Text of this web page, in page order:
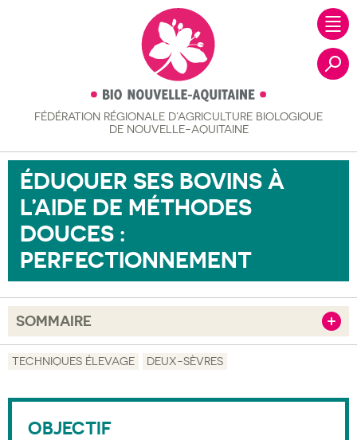
FÉDÉRATION RÉGIONALE D’AGRICULTURE BIOLOGIQUE
DE NOUVELLE-AQUITAINE
ÉDUQUER SES BOVINS À
L’AIDE DE MÉTHODES
DOUCES :
PERFECTIONNEMENT
SOMMAIRE
TECHNIQUES ÉLEVAGE DEUX-SÈVRES
OBJECTIF